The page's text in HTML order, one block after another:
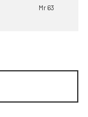
Mr 63